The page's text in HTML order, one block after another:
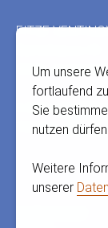
FITZE
3303
E-Mail:
Telefon:+41 31
Um unsere
fortlaufend
Sie
nutzen dürfen.
Weitere
unserer